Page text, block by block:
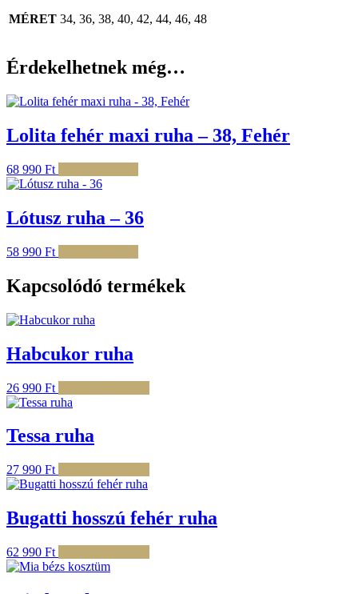
MÉRET 34, 36, 38, 40, 42, 44, 46, 48
Érdekelhetnek még…
Lolita fehér maxi ruha – 38, Fehér
68 990 Ft
Lótusz ruha – 36
58 990 Ft
Kapcsolódó termékek
Habcukor ruha
26 990 Ft
A
termékoldalon
választhatók
ki
Tessa ruha
27 990 Ft
több
variációja
Bugatti hosszú fehér ruha
62 990 Ft